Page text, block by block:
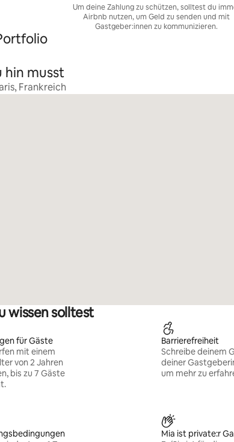
Um deine Zahlung zu schützen, solltest du
Airbnb nutzen, um Geld zu senden und mit
Gastgeber:innen zu kommunizieren.
hin musst
Frankreich
wissen solltest
für Gäste
mit einem
von 2 Jahren
bis zu 7 Gäste
Barrierefreiheit
Schreibe deinem
deiner
um mehr zu
Mia ist private:r